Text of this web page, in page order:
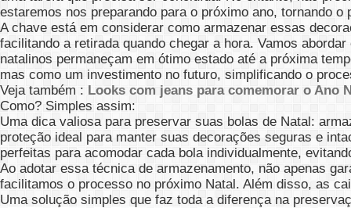
estaremos nos preparando para o próximo ano, tornando
A chave está em considerar como armazenar essas
facilitando a retirada quando chegar a hora. Vamos
natalinos permaneçam em ótimo estado até a próxima
mas como um investimento no futuro, simplificando o
Veja também : Looks com jeans para comemorar o Ano
Como? Simples assim:
Uma dica valiosa para preservar suas bolas de Natal:
proteção ideal para manter suas decorações seguras e
perfeitas para acomodar cada bola individualmente,
Ao adotar essa técnica de armazenamento, não apenas
facilitamos o processo no próximo Natal. Além disso, as
Uma solução simples que faz toda a diferença na